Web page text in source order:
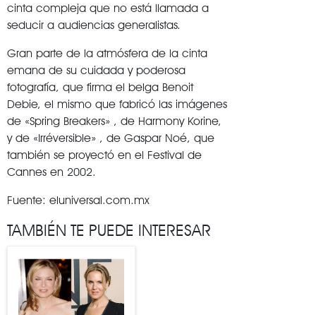
cinta compleja que no está llamada a
seducir a audiencias generalistas.
Gran parte de la atmósfera de la cinta
emana de su cuidada y poderosa
fotografía, que firma el belga Benoit
Debie, el mismo que fabricó las imágenes
de «Spring Breakers» , de Harmony Korine,
y de «Irréversible» , de Gaspar Noé, que
también se proyectó en el Festival de
Cannes en 2002.
Fuente: eluniversal.com.mx
TAMBIÉN TE PUEDE INTERESAR